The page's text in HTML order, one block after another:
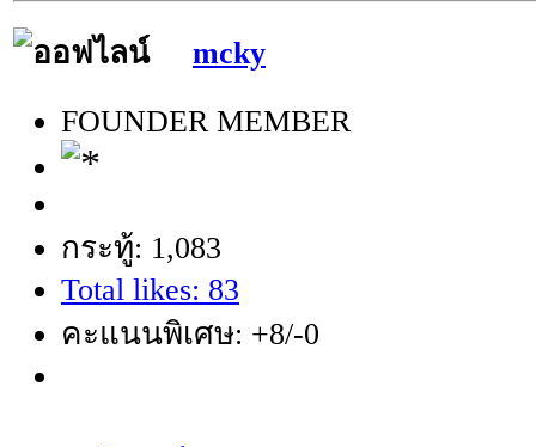
mcky
FOUNDER MEMBER
กระทู้: 1,083
Total likes: 83
คะแนนพิเศษ: +8/-0